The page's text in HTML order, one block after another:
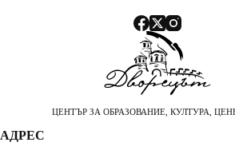
ЦЕНТЪР ЗА ОБРАЗОВАНИЕ, КУЛТУРА,
АДРЕС